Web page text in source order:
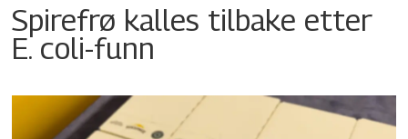
Spirefrø kalles tilbake etter
E. coli-funn